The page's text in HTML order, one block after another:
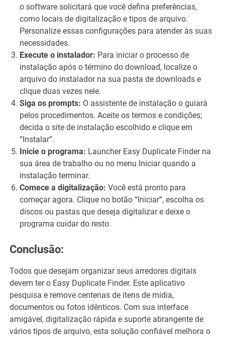
o software solicitará que você defina preferências,
como locais de digitalização e tipos de arquivo.
Personalize essas configurações para atender às suas
necessidades.
Execute o instalador: Para iniciar o processo de
instalação após o término do download, localize o
arquivo do instalador na sua pasta de downloads e
clique duas vezes nele.
Siga os prompts: O assistente de instalação o guiará
pelos procedimentos. Aceite os termos e condições;
decida o site de instalação escolhido e clique em
“Instalar”.
Inicie o programa: Launcher Easy Duplicate Finder na
sua área de trabalho ou no menu Iniciar quando a
instalação terminar.
Comece a digitalização: Você está pronto para
começar agora. Clique no botão “Iniciar”, escolha os
discos ou pastas que deseja digitalizar e deixe o
programa cuidar do resto.
Conclusão:
Todos que desejam organizar seus arredores digitais
devem ter o Easy Duplicate Finder. Este aplicativo
pesquisa e remove centenas de itens de mídia,
documentos ou fotos idênticos. Com sua interface
amigável, digitalização rápida e suporte abrangente de
vários tipos de arquivo, esta solução confiável melhora o